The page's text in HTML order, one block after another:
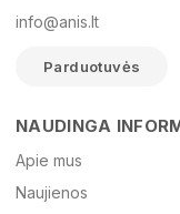
info@anis.lt
Parduotuvės
NAUDINGA
Apie mus
Naujienos